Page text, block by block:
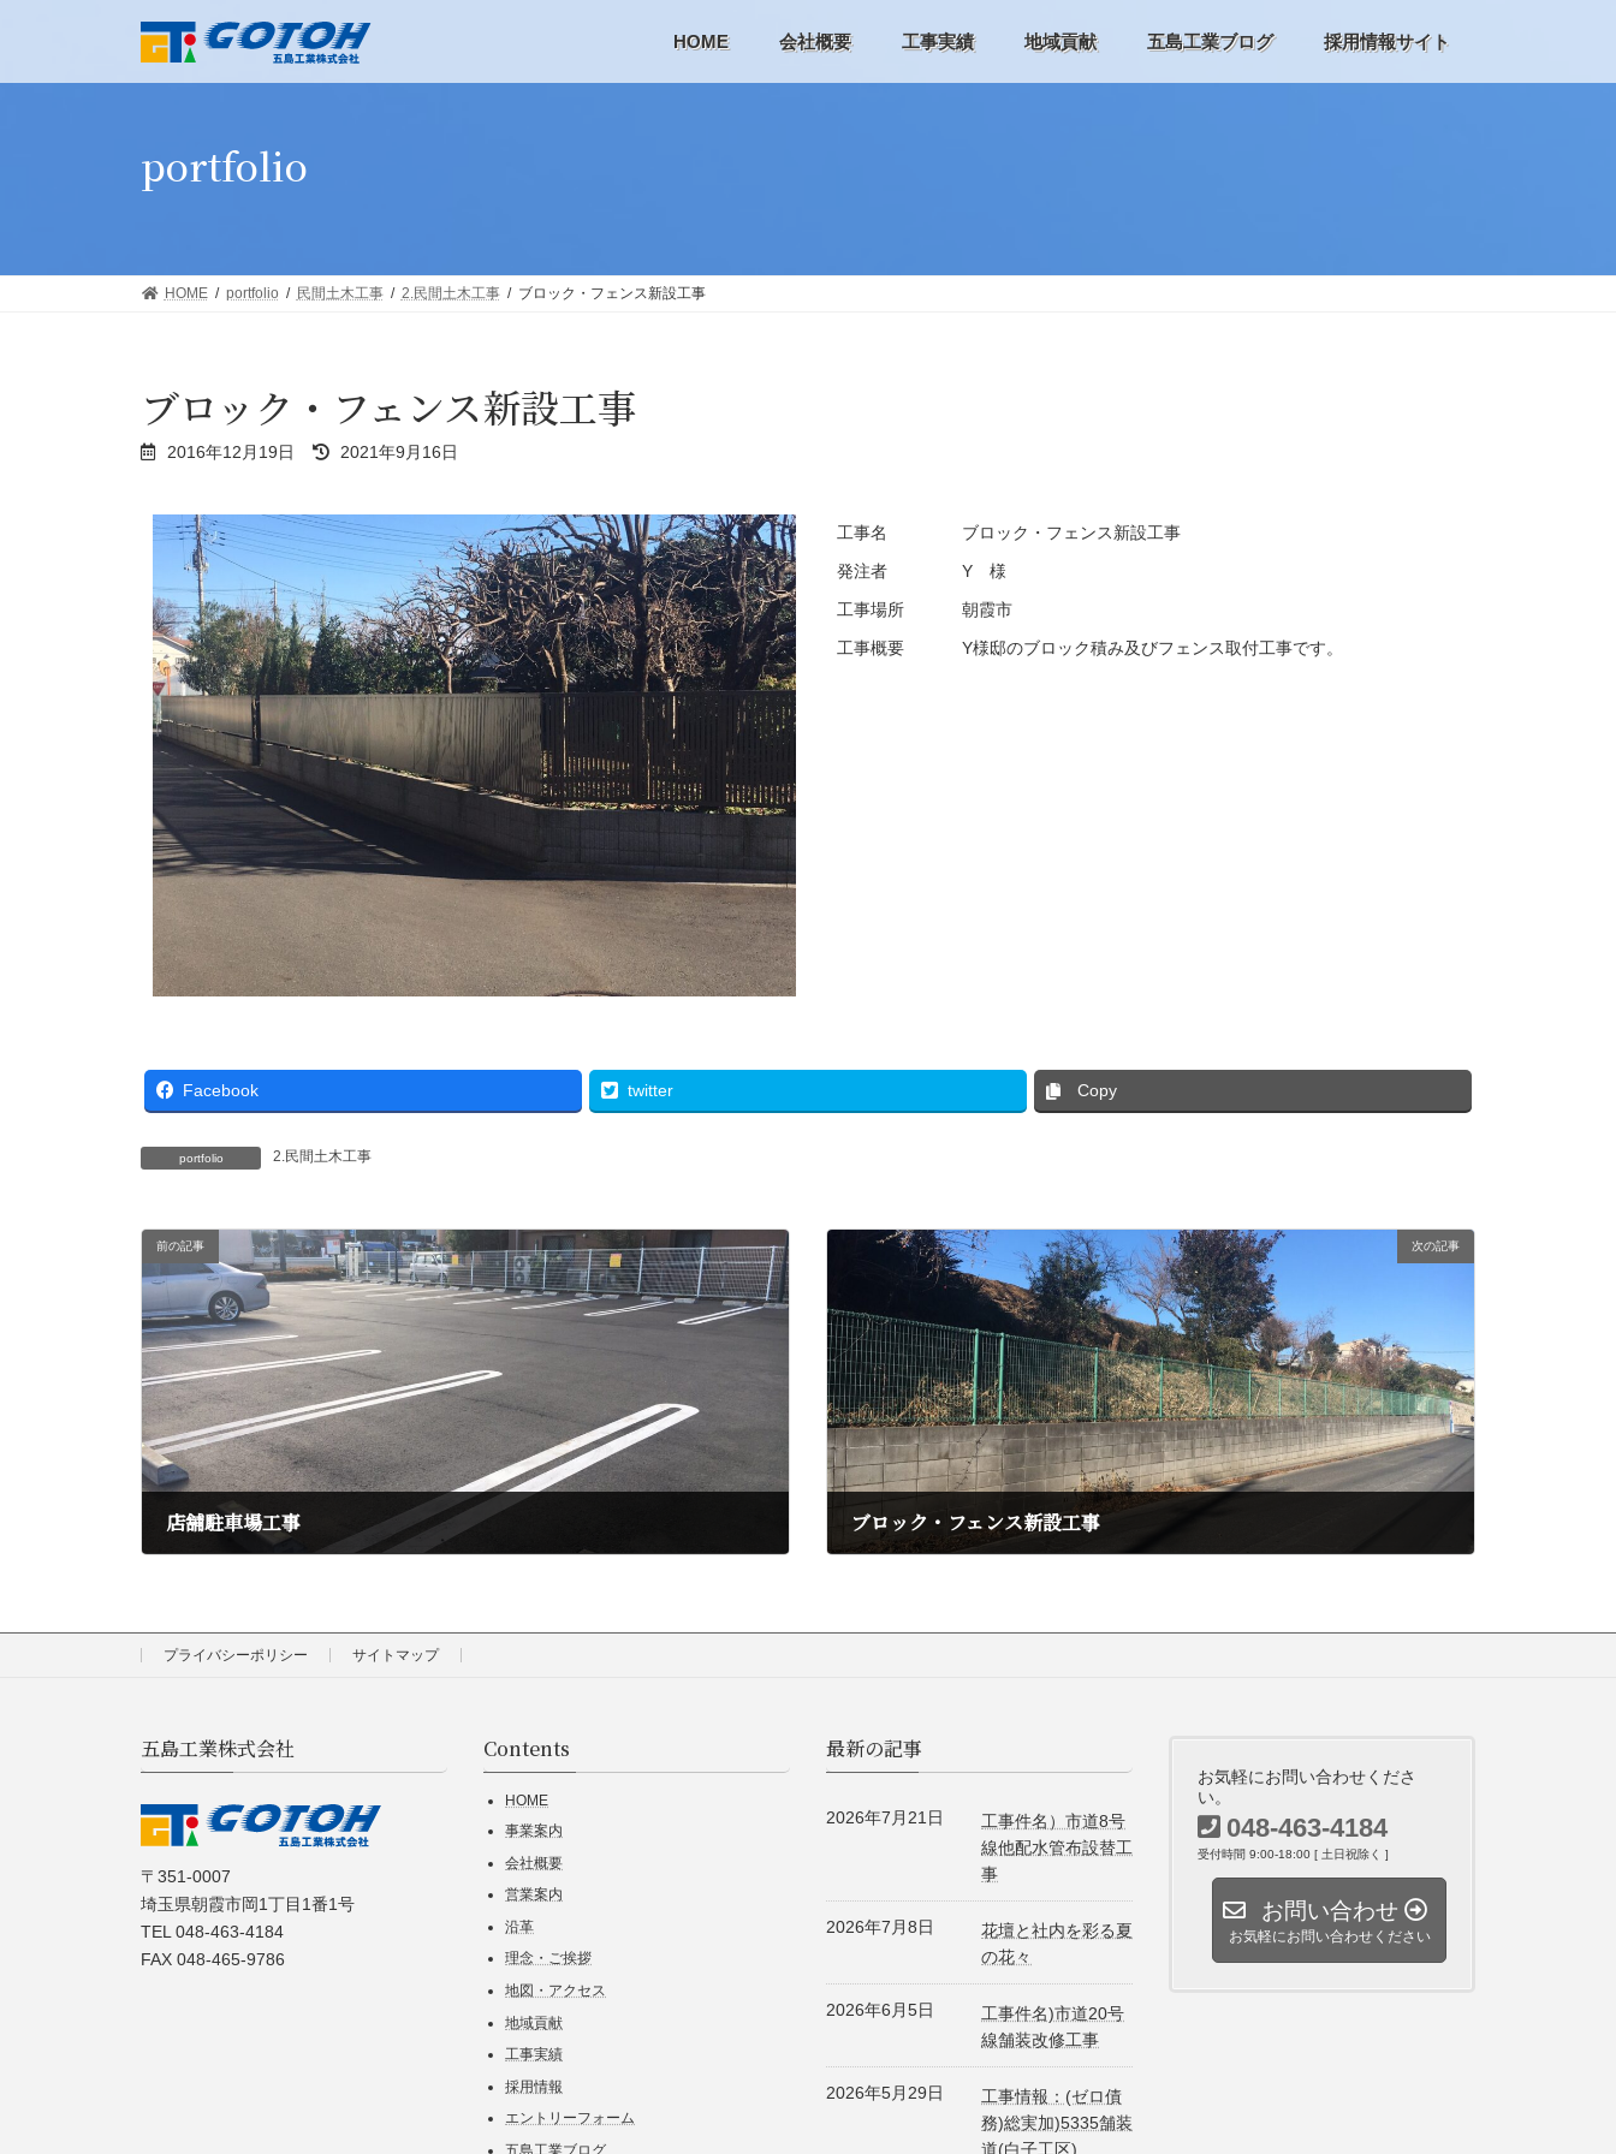
HOME 会社概要 工事実績 地域貢献 五島工業ブログ 採用情報サイト
portfolio
HOME portfolio 民間土木工事 2.民間土木工事 ブロック・フェンス新設工事
ブロック・フェンス新設工事
2016年12月19日 2021年9月16日
工事名
ブロック・フェンス新設工事
発注者
Y 様
工事場所
朝霞市
工事概要
Y様邸のブロック積み及びフェンス取付工事です。
Facebook twitter Copy
portfolio 2.民間土木工事
前の記事
店舗駐車場工事
次の記事
ブロック・フェンス新設工事
プライバシーポリシー サイトマップ
五島工業株式会社
〒351-0007
埼玉県朝霞市岡1丁目1番1号
TEL 048-463-4184
FAX 048-465-9786
Contents
HOME
事業案内
会社概要
営業案内
沿革
理念・ご挨拶
地図・アクセス
地域貢献
工事実績
採用情報
エントリーフォーム
五島工業ブログ
最新の記事
2026年7月21日
工事件名）市道8号
線他配水管布設替工
事
2026年7月8日
花壇と社内を彩る夏
の花々
2026年6月5日
工事件名)市道20号
線舗装改修工事
2026年5月29日
工事情報：(ゼロ債
務)総実加)5335舗装
道(白子工区)
お気軽にお問い合わせくださ
い。
048-463-4184
受付時間 9:00-18:00 [ 土日祝除く ]
お問い合わせ
お気軽にお問い合わせください